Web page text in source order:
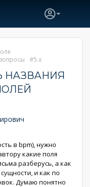
5.x
НАЗВАНИЯ
в bpm), нужно
какие поля
разберусь, а как
и как по
Думаю понятно